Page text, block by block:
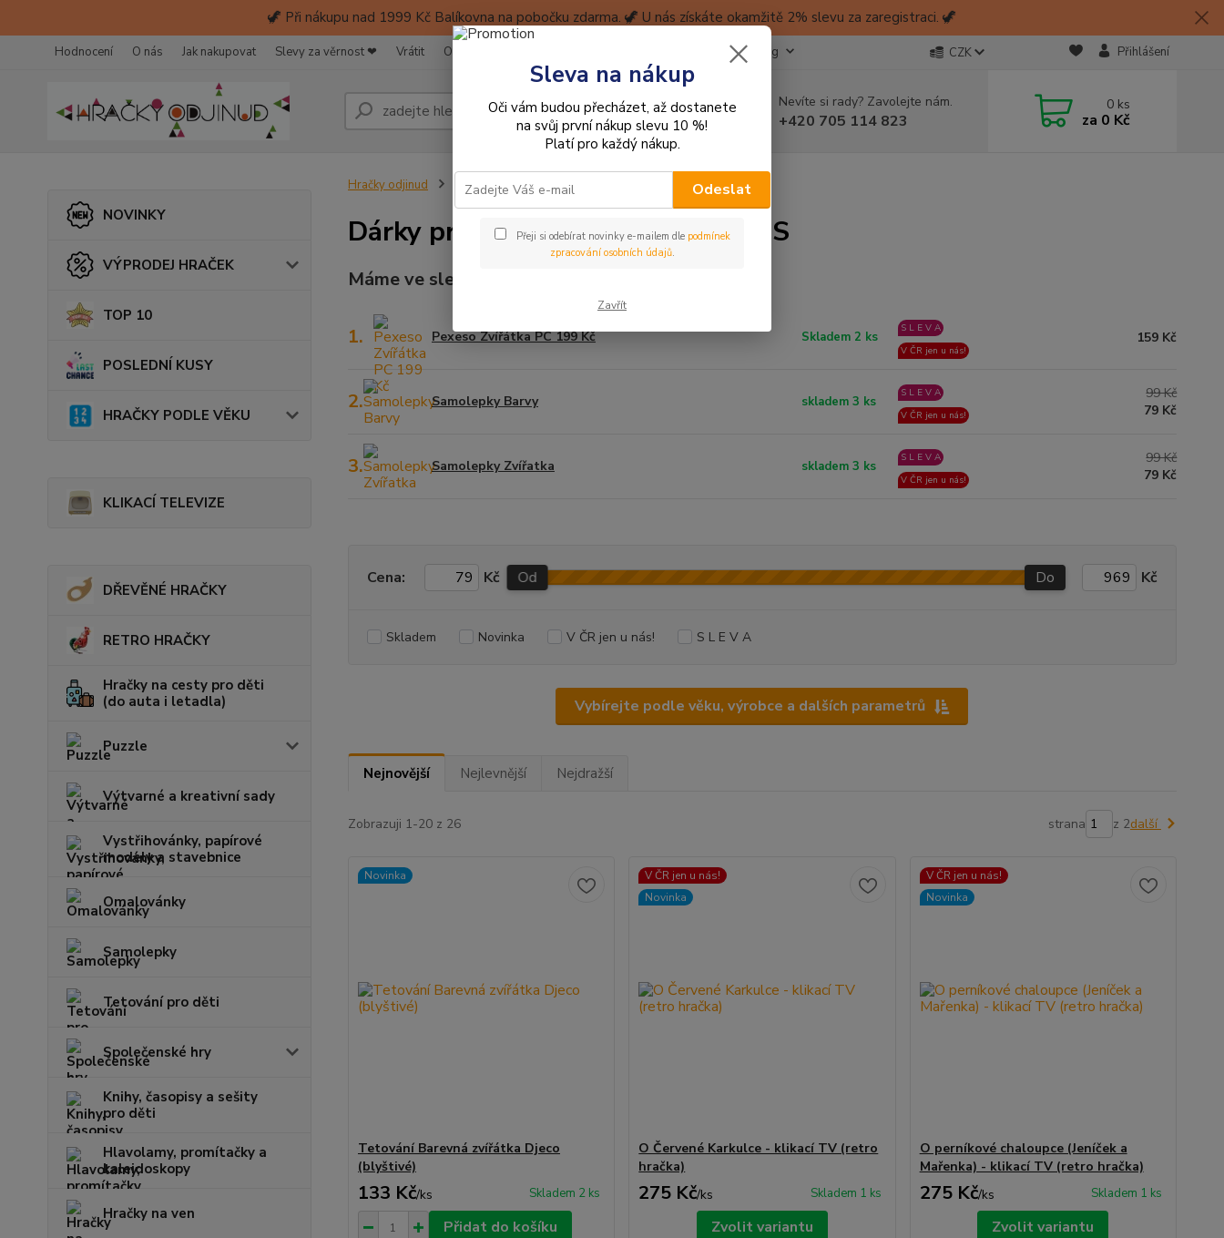
🦖 Při nákupu nad 1999 Kč Balíkovna na pobočku zdarma. 🦖 U nás získáte okamžitě 2% slevu za zaregistraci. 🦖
Hodnocení O nás Jak nakupovat Slevy za věrnost ❤ Vrátit Obchodní podmínky Kontakty Blog CZK Přihlášení
Hledat Nevíte si rady? Zavolejte nám.
+420 705 114 823
0 ks
za 0 Kč
NOVINKY
VÝPRODEJ HRAČEK
TOP 10
POSLEDNÍ KUSY
HRAČKY PODLE VĚKU
KLIKACÍ TELEVIZE
DŘEVĚNÉ HRAČKY
RETRO HRAČKY
Hračky na cesty pro děti
(do auta i letadla)
Puzzle
Výtvarné a kreativní sady
Vystřihovánky, papírové
modely a stavebnice
Omalovánky
Samolepky
Tetování pro děti
Společenské hry
Knihy, časopisy a sešity
pro děti
Hlavolamy, promítačky a
kaleidoskopy
Hračky na ven
Hračky odjinud DÁRKY PRO DĚTI, KTERÉ MAJÍ RÁDY... ...LES
Dárky pro děti, které mají rády LES
Máme ve slevě
1. Pexeso Zvířátka PC 199 Kč Skladem 2 ks
S L E V A
V ČR jen u nás!
159 Kč
2. Samolepky Barvy skladem 3 ks
S L E V A
V ČR jen u nás!
99 Kč
79 Kč
3. Samolepky Zvířatka skladem 3 ks
S L E V A
V ČR jen u nás!
99 Kč
79 Kč
Vybírejte podle věku, výrobce a dalších parametrů
Cena: Kč Od Do Kč
Skladem Novinka V ČR jen u nás! S L E V A
Nejnovější Nejlevnější Nejdražší
Zobrazuji 1-20 z 26 strana z 2další
Novinka
Tetování Barevná zvířátka Djeco
(blyštivé)
133 Kč/ks Skladem 2 ks
Přidat do košíku
V ČR jen u nás!
Novinka
O Červené Karkulce - klikací TV (retro
hračka)
275 Kč/ks Skladem 1 ks
Zvolit variantu
V ČR jen u nás!
Novinka
O perníkové chaloupce (Jeníček a
Mařenka) - klikací TV (retro hračka)
275 Kč/ks Skladem 1 ks
Zvolit variantu
Sleva na nákup
Oči vám budou přecházet, až dostanete
na svůj první nákup slevu 10 %!
Platí pro každý nákup.
Odeslat
Přeji si odebírat novinky e-mailem dle podmínek
zpracování osobních údajů.
Zavřít